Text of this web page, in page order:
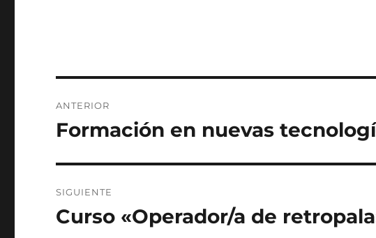
b
k
d
n
a
ir
de
ANTERIOR
Entrada
Formación en nuevas
SIGUIENTE
Entrada
Curso «Operador/a de